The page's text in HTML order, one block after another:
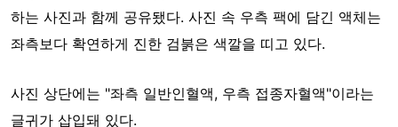
하는 사진과 함께 공유됐다. 사진 속 우측 팩에 담긴 액체는
좌측보다 확연하게 진한 검붉은 색깔을 띠고 있다.
사진 상단에는 "좌측 일반인혈액, 우측 접종자혈액"이라는
글귀가 삽입돼 있다.